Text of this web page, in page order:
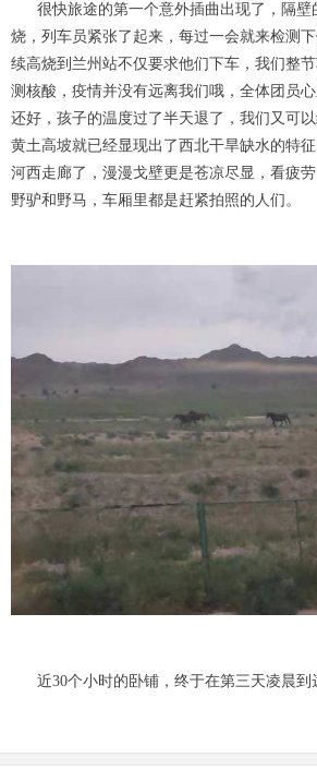
很快旅途的第一个意外插曲出现了，隔壁
烧，列车员紧张了起来，每过一会就来检测
续高烧到兰州站不仅要求他们下车，我们整
测核酸，疫情并没有远离我们哦，全体团员心
还好，孩子的温度过了半天退了，我们又可
黄土高坡就已经显现出了西北干旱缺水的特
河西走廊了，漫漫戈壁更是苍凉尽显，看疲
野驴和野马，车厢里都是赶紧拍照的人们。
近30个小时的卧铺，终于在第三天凌晨到